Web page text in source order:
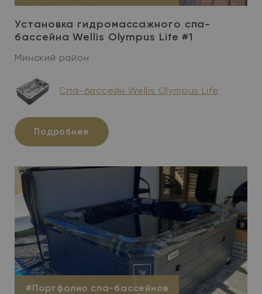
Установка гидромассажного спа-
бассейна Wellis Olympus Life #1
Минский район
Спа-бассейн Wellis Olympus Life
Подробнее
#Портфолио спа-бассейнов